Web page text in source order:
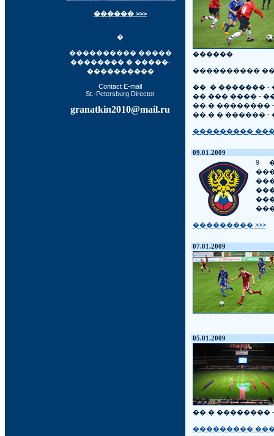
������ >>>
�
���������� �����
�������� � �����-
����������
Contact E-mail
St.-Petersburg Director
granatkin2010@mail.ru
������.
����������
��. � ������� -
��.��� ���� -
��.� ��������
��.� � ������
���������
09.01.2009
9
��������� >>>
07.01.2009
05.01.2009
��.� ��������
���������